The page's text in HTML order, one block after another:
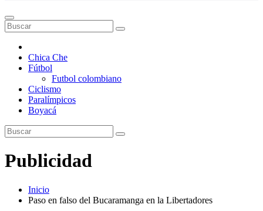
Chica Che
Fútbol
Futbol colombiano
Ciclismo
Paralímpicos
Boyacá
Publicidad
Inicio
Paso en falso del Bucaramanga en la Libertadores